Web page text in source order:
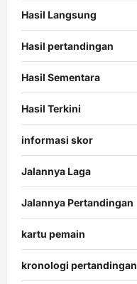
Hasil Langsung
Hasil pertandingan
Hasil Sementara
Hasil Terkini
informasi skor
Jalannya Laga
Jalannya Pertandingan
kartu pemain
kronologi pertandingan